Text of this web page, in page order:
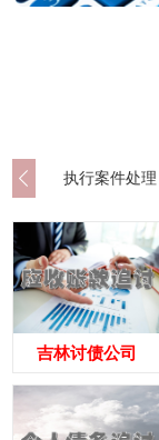
执行案件处理
吉林讨债公司